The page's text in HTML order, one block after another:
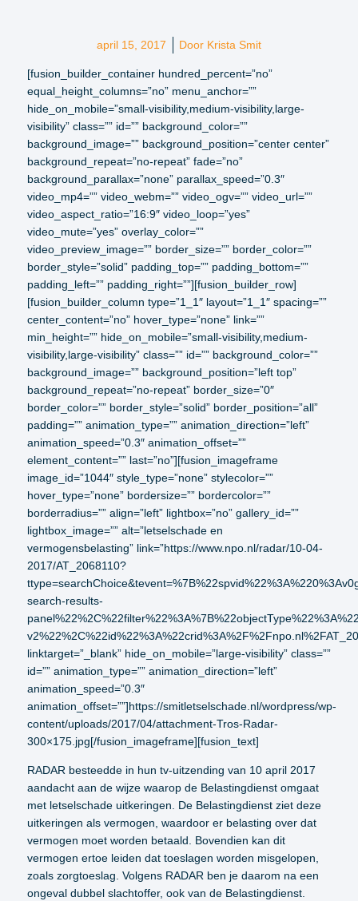
april 15, 2017 Door Krista Smit
[fusion_builder_container hundred_percent=”no”
equal_height_columns=”no” menu_anchor=””
hide_on_mobile=”small-visibility,medium-visibility,large-
visibility” class=”” id=”” background_color=””
background_image=”” background_position=”center center”
background_repeat=”no-repeat” fade=”no”
background_parallax=”none” parallax_speed=”0.3″
video_mp4=”” video_webm=”” video_ogv=”” video_url=””
video_aspect_ratio=”16:9″ video_loop=”yes”
video_mute=”yes” overlay_color=””
video_preview_image=”” border_size=”” border_color=””
border_style=”solid” padding_top=”” padding_bottom=””
padding_left=”” padding_right=””][fusion_builder_row]
[fusion_builder_column type=”1_1″ layout=”1_1″ spacing=””
center_content=”no” hover_type=”none” link=””
min_height=”” hide_on_mobile=”small-visibility,medium-
visibility,large-visibility” class=”” id=”” background_color=””
background_image=”” background_position=”left top”
background_repeat=”no-repeat” border_size=”0″
border_color=”” border_style=”solid” border_position=”all”
padding=”” animation_type=”” animation_direction=”left”
animation_speed=”0.3″ animation_offset=””
element_content=”” last=”no”][fusion_imageframe
image_id=”1044″ style_type=”none” stylecolor=””
hover_type=”none” bordersize=”” bordercolor=””
borderradius=”” align=”left” lightbox=”no” gallery_id=””
lightbox_image=”” alt=”letselschade en
vermogensbelasting” link=”https://www.npo.nl/radar/10-04-
2017/AT_2068110?
search-results-
linktarget=”_blank” hide_on_mobile=”large-visibility” class=””
id=”” animation_type=”” animation_direction=”left”
animation_speed=”0.3″
animation_offset=””]https://smitletselschade.nl/wordpress/wp-
content/uploads/2017/04/attachment-Tros-Radar-
300×175.jpg[/fusion_imageframe][fusion_text]
RADAR besteedde in hun tv-uitzending van 10 april 2017
aandacht aan de wijze waarop de Belastingdienst omgaat
met letselschade uitkeringen. De Belastingdienst ziet deze
uitkeringen als vermogen, waardoor er belasting over dat
vermogen moet worden betaald. Bovendien kan dit
vermogen ertoe leiden dat toeslagen worden misgelopen,
zoals zorgtoeslag. Volgens RADAR ben je daarom na een
ongeval dubbel slachtoffer, ook van de Belastingdienst.